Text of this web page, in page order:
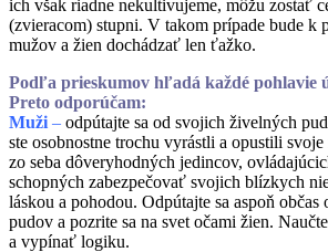
ich však riadne nekultivujeme, môžu zostať
(zvieracom) stupni. V takom prípade bude k
mužov a žien dochádzať len ťažko.
Podľa prieskumov hľadá každé pohlavie
Preto odporúčam:
Muži – odpútajte sa od svojich živelných
ste osobnostne trochu vyrástli a opustili
zo seba dôveryhodných jedincov,
schopných zabezpečovať svojich blízkych
láskou a pohodou. Odpútajte sa aspoň
pudov a pozrite sa na svet očami žien.
a vypínať logiku.